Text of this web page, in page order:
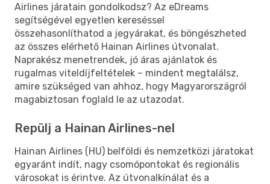
Airlines járatain gondolkodsz? Az eDreams
segítségével egyetlen kereséssel
összehasonlíthatod a jegyárakat, és böngészheted
az összes elérhető Hainan Airlines útvonalat.
Naprakész menetrendek, jó áras ajánlatok és
rugalmas viteldíjfeltételek – mindent megtalálsz,
amire szükséged van ahhoz, hogy Magyarországról
magabiztosan foglald le az utazodat.
Repülj a Hainan Airlines-nel
Hainan Airlines (HU) belföldi és nemzetközi járatokat
egyaránt indít, nagy csomópontokat és regionális
városokat is érintve. Az útvonalkínálat és a